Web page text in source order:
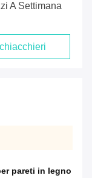
A Settimana
pareti in legno